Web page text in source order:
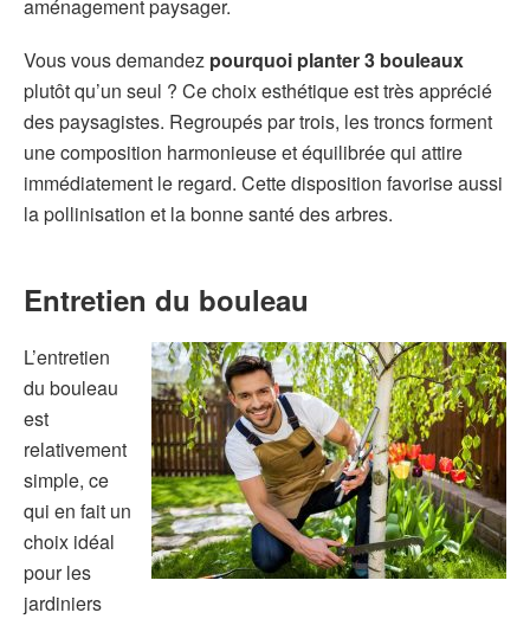
aménagement paysager.
Vous vous demandez pourquoi planter 3 bouleaux
plutôt qu’un seul ? Ce choix esthétique est très apprécié
des paysagistes. Regroupés par trois, les troncs forment
une composition harmonieuse et équilibrée qui attire
immédiatement le regard. Cette disposition favorise aussi
la pollinisation et la bonne santé des arbres.
Entretien du bouleau
L’entretien
du bouleau
est
relativement
simple, ce
qui en fait un
choix idéal
pour les
jardiniers